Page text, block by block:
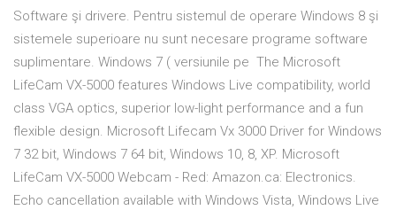
Software şi drivere. Pentru sistemul de operare Windows 8 şi
sistemele superioare nu sunt necesare programe software
suplimentare. Windows 7 ( versiunile pe The Microsoft
LifeCam VX-5000 features Windows Live compatibility, world
class VGA optics, superior low-light performance and a fun
flexible design. Microsoft Lifecam Vx 3000 Driver for Windows
7 32 bit, Windows 7 64 bit, Windows 10, 8, XP. Microsoft
LifeCam VX-5000 Webcam - Red: Amazon.ca: Electronics.
Echo cancellation available with Windows Vista, Windows Live